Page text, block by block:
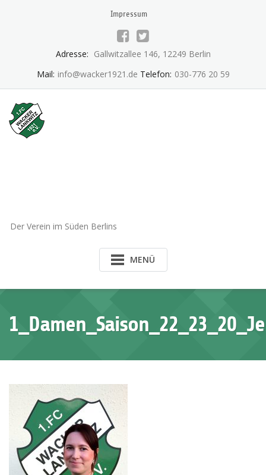
Impressum
Adresse: Gallwitzallee 146, 12249 Berlin
Mail: info@wacker1921.de Telefon: 030-776 20 59
Der Verein im Süden Berlins
MENÜ